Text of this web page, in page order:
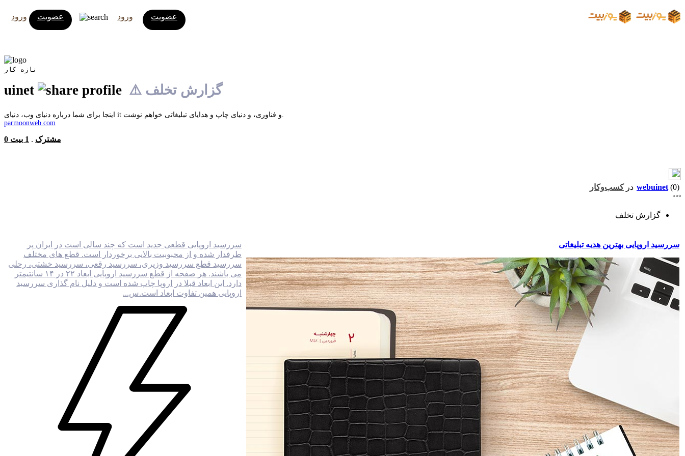
ورود عضویت ورود عضویت
تازه کار
uinet ⚠️ گزارش تخلف
اینجا برای شما درباره دنیای وب، دنیای it و فناوری، و دنیای چاپ و هدایای تبلیغاتی خواهم نوشت.
parmoonweb.com
0 مشترک . 1 بیت
webuinet (0) درکسب‌وکار
گزارش تخلف
سررسید اروپایی بهترین هدیه تبلیغاتی
سررسید اروپایی قطعی جدید است که چند سالی است در ایران پر
طرفدار شده و از محبوبیت بالایی برخوردار است. قطع های مختلف
سررسید قطع سررسید وزیری، سررسید رقعی، سررسید خشتی، رحلی
می باشند. هر صفحه از قطع سررسید اروپایی ابعاد ۲۲ در ۱۴ سانتیمتر
دارد. این ابعاد قبلا در اروپا چاپ شده است و دلیل نام گذاری سررسید
اروپایی همین تفاوت ابعاد است.س...